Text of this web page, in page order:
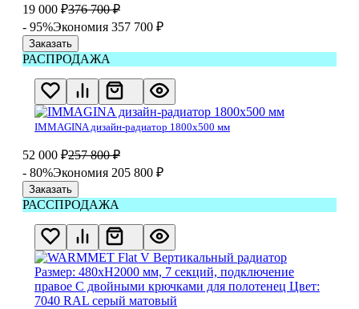
19 000 ₽376 700 ₽
- 95%Экономия 357 700 ₽
Заказать
РАСПРОДАЖА
IMMAGINA дизайн-радиатор 1800х500 мм
52 000 ₽257 800 ₽
- 80%Экономия 205 800 ₽
Заказать
РАССПРОДАЖА